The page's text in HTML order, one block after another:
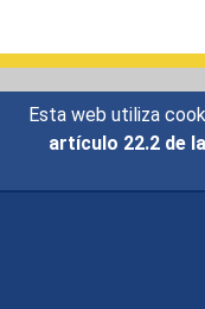
Esta web utiliza
artículo 22.2 de